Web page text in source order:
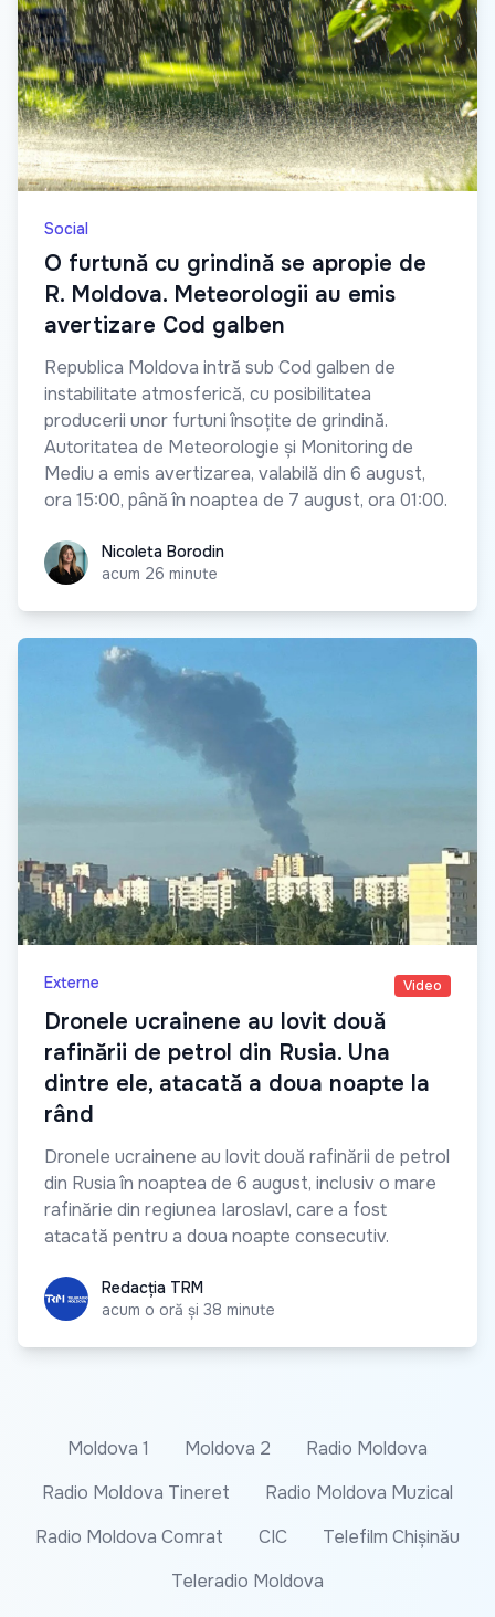
Social
O furtună cu grindină se apropie de
R. Moldova. Meteorologii au emis
avertizare Cod galben
Republica Moldova intră sub Cod galben de
instabilitate atmosferică, cu posibilitatea
producerii unor furtuni însoțite de grindină.
Autoritatea de Meteorologie și Monitoring de
Mediu a emis avertizarea, valabilă din 6 august,
ora 15:00, până în noaptea de 7 august, ora 01:00.
Nicoleta Borodin
Nicoleta Borodin
acum 26 minute
Externe Video
Dronele ucrainene au lovit două
rafinării de petrol din Rusia. Una
dintre ele, atacată a doua noapte la
rând
Dronele ucrainene au lovit două rafinării de petrol
din Rusia în noaptea de 6 august, inclusiv o mare
rafinărie din regiunea Iaroslavl, care a fost
atacată pentru a doua noapte consecutiv.
Redacția TRM
Redacția TRM
acum o oră și 38 minute
Moldova 1 Moldova 2
Radio Moldova
Radio Moldova Tineret
Radio Moldova Muzical
Radio Moldova Comrat
CIC
Telefilm Chișinău
Teleradio Moldova